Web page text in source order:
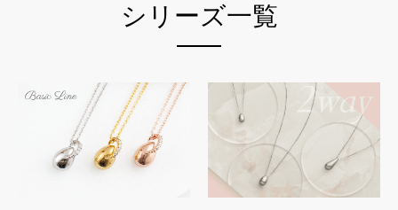
シリーズ一覧